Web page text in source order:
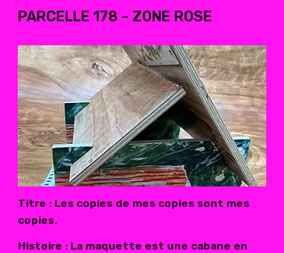
PARCELLE 178 - ZONE ROSE
Titre : Les copies de mes copies sont mes
copies.
Histoire : La maquette est une cabane en